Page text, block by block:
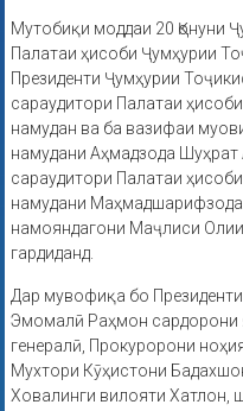
Мутобиқи моддаи 20 Қонуни
Палатаи ҳисоби Ҷумҳурии
Президенти Ҷумҳурии
сараудитори Палатаи
намудан ва ба вазифаи
намудани Аҳмадзода
сараудитори Палатаи
намудани
намояндагони Маҷлиси
гардиданд.
Дар мувофиқа бо
Эмомалӣ Раҳмон сардорони
генералӣ, Прокуророни
Мухтори Кӯҳистони
Ховалинги вилояти Хатлон,